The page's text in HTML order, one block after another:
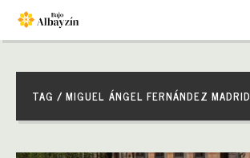
TAG / MIGUEL ÁNGEL FERNÁNDEZ MADRID